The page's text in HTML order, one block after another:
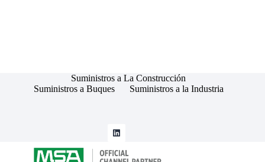
Suministros a La Construcción
Suministros a Buques
Suministros a la Industria